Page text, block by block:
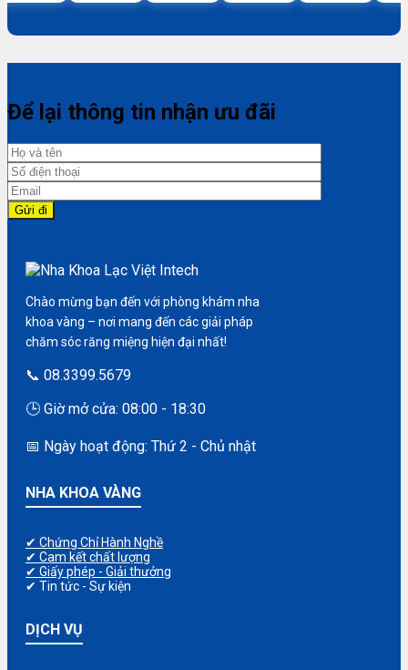
Để lại thông tin nhận ưu đãi
Chào mừng bạn đến với phòng khám nha
khoa vàng – nơi mang đến các giải pháp
chăm sóc răng miệng hiện đại nhất!
📞 08.3399.5679
🕒 Giờ mở cửa: 08:00 - 18:30
📅 Ngày hoạt động: Thứ 2 - Chủ nhật
NHA KHOA VÀNG
✔ Chứng Chỉ Hành Nghề
✔ Cam kết chất lượng
✔ Giấy phép - Giải thưởng
✔ Tin tức - Sự kiện
DỊCH VỤ